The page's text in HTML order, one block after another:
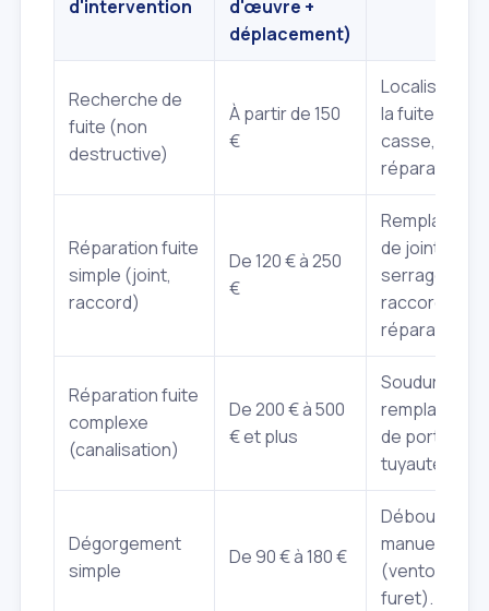
d'intervention
d'œuvre +
déplacement)
Recherche de
fuite (non
destructive)
À partir de 150
€
Localisation
la fuite sans
casse, hors
réparation.
Réparation fuite
simple (joint,
raccord)
De 120 € à 250
€
de joint,
serrage de
raccord,
réparation.
Réparation fuite
complexe
(canalisation)
De 200 € à 500
€ et plus
Soudure,
de portion de
tuyauterie.
Dégorgement
simple
De 90 € à 180 €
Débouchage
manuel
(ventouse,
furet).